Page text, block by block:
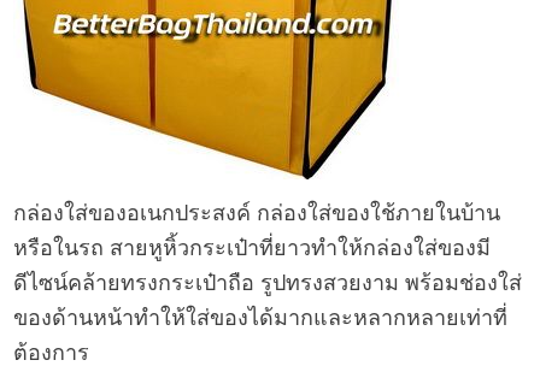
กล่องใส่ของอเนกประสงค์ กล่องใส่ของใช้ภายในบ้าน
หรือในรถ สายหูหิ้วกระเป๋าที่ยาวทำให้กล่องใส่ของมี
ดีไซน์คล้ายทรงกระเป๋าถือ รูปทรงสวยงาม พร้อมช่องใส่
ของด้านหน้าทำให้ใส่ของได้มากและหลากหลายเท่าที่
ต้องการ